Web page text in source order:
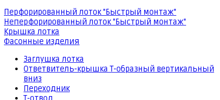
Перфорированный лоток "Быстрый монтаж"
Неперфорированный лоток "Быстрый монтаж"
Крышка лотка
Фасонные изделия
Заглушка лотка
Ответвитель-крышка Т-образный вертикальный
вниз
Переходник